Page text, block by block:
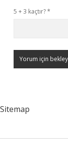
5 + 3 kaçtır?*
Sitemap